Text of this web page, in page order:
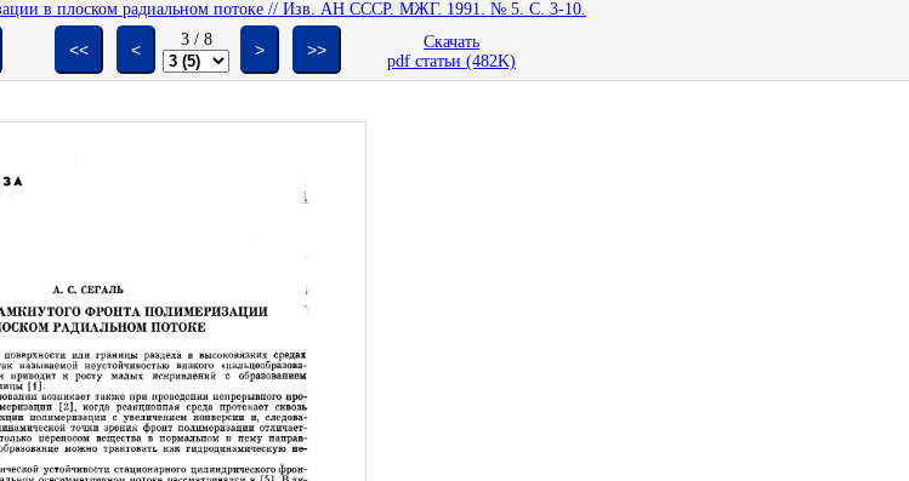
в плоском радиальном потоке // Изв. АН СССР. МЖГ. 1991. № 5. С. 3-10.
<< <
3/ 8
> >>
Скачать
pdf статьи (482K)